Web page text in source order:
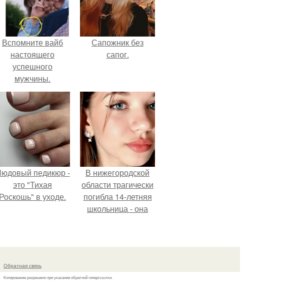
Вспомните вайб
настоящего
успешного
мужчины.
Сапожник без
сапог.
педикюр -
это "Тихая
Роскошь" в уходе.
В нижегородской
области трагически
погибла 14-летняя
школьница - она
к контрольной по
Обратная связь
Копирование разрешено при указании обратной гиперссылки.